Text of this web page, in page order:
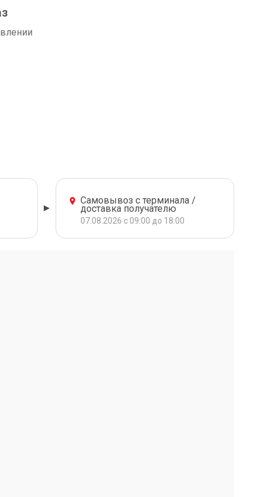
Самовывоз с терминала /
доставка получателю
07.08.2026 с 09:00 до 18:00